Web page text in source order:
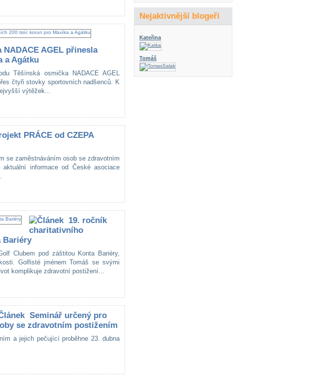
AGEL přinesla
a Agátku
Těšínská osmička NADACE AGEL
čtyři stovky sportovních nadšenců. K
výtěžek...
PRÁCE od CZEPA
se zaměstnáváním osob se zdravotním
informace od České asociace
19. ročník
charitativního
Bariéry
Clubem pod záštitou Konta Bariéry,
Golfisté jménem Tomáš se svými
komplikuje zdravotní postižení...
Seminář určený pro
se zdravotním postižením
a jejich pečující proběhne 23. dubna
Nejaktivnější blogeři
Kateřina
Tomáš